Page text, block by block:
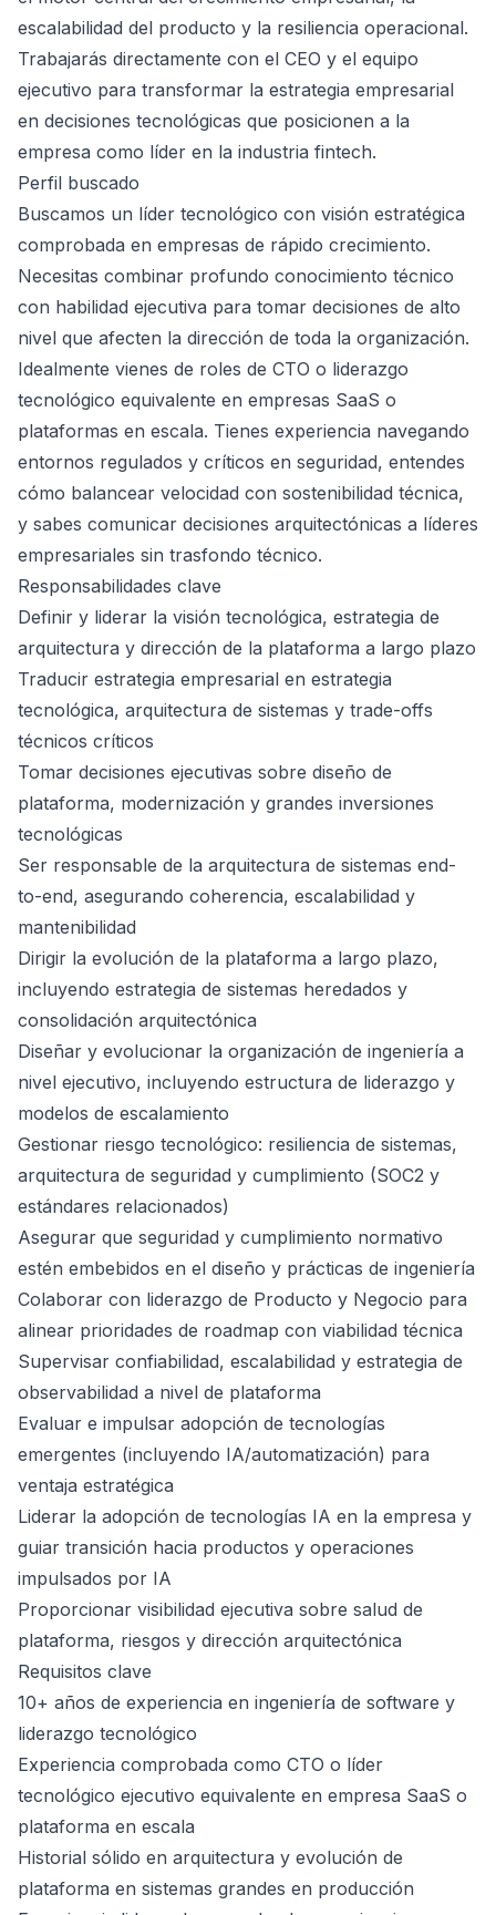
escalabilidad del producto y la resiliencia operacional.
Trabajarás directamente con el CEO y el equipo
ejecutivo para transformar la estrategia empresarial
en decisiones tecnológicas que posicionen a la
empresa como líder en la industria fintech.
Perfil buscado
Buscamos un líder tecnológico con visión estratégica
comprobada en empresas de rápido crecimiento.
Necesitas combinar profundo conocimiento técnico
con habilidad ejecutiva para tomar decisiones de alto
nivel que afecten la dirección de toda la organización.
Idealmente vienes de roles de CTO o liderazgo
tecnológico equivalente en empresas SaaS o
plataformas en escala. Tienes experiencia navegando
entornos regulados y críticos en seguridad, entendes
cómo balancear velocidad con sostenibilidad técnica,
y sabes comunicar decisiones arquitectónicas a líderes
empresariales sin trasfondo técnico.
Responsabilidades clave
Definir y liderar la visión tecnológica, estrategia de
arquitectura y dirección de la plataforma a largo plazo
Traducir estrategia empresarial en estrategia
tecnológica, arquitectura de sistemas y trade-offs
técnicos críticos
Tomar decisiones ejecutivas sobre diseño de
plataforma, modernización y grandes inversiones
tecnológicas
Ser responsable de la arquitectura de sistemas end-
to-end, asegurando coherencia, escalabilidad y
mantenibilidad
Dirigir la evolución de la plataforma a largo plazo,
incluyendo estrategia de sistemas heredados y
consolidación arquitectónica
Diseñar y evolucionar la organización de ingeniería a
nivel ejecutivo, incluyendo estructura de liderazgo y
modelos de escalamiento
Gestionar riesgo tecnológico: resiliencia de sistemas,
arquitectura de seguridad y cumplimiento (SOC2 y
estándares relacionados)
Asegurar que seguridad y cumplimiento normativo
estén embebidos en el diseño y prácticas de ingeniería
Colaborar con liderazgo de Producto y Negocio para
alinear prioridades de roadmap con viabilidad técnica
Supervisar confiabilidad, escalabilidad y estrategia de
observabilidad a nivel de plataforma
Evaluar e impulsar adopción de tecnologías
emergentes (incluyendo IA/automatización) para
ventaja estratégica
Liderar la adopción de tecnologías IA en la empresa y
guiar transición hacia productos y operaciones
impulsados por IA
Proporcionar visibilidad ejecutiva sobre salud de
plataforma, riesgos y dirección arquitectónica
Requisitos clave
10+ años de experiencia en ingeniería de software y
liderazgo tecnológico
Experiencia comprobada como CTO o líder
tecnológico ejecutivo equivalente en empresa SaaS o
plataforma en escala
Historial sólido en arquitectura y evolución de
plataforma en sistemas grandes en producción